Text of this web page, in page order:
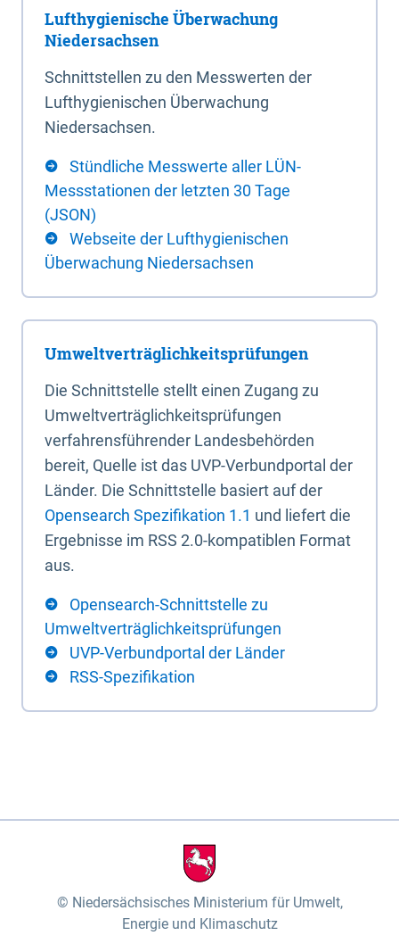
Lufthygienische Überwachung
Niedersachsen
Schnittstellen zu den Messwerten der
Lufthygienischen Überwachung
Niedersachsen.
Stündliche Messwerte aller LÜN-
Messstationen der letzten 30 Tage
(JSON)
Webseite der Lufthygienischen
Überwachung Niedersachsen
Umweltverträglichkeitsprüfungen
Die Schnittstelle stellt einen Zugang zu
Umweltverträglichkeitsprüfungen
verfahrensführender Landesbehörden
bereit, Quelle ist das UVP-Verbundportal der
Länder. Die Schnittstelle basiert auf der
Opensearch Spezifikation 1.1 und liefert die
Ergebnisse im RSS 2.0-kompatiblen Format
aus.
Opensearch-Schnittstelle zu
Umweltverträglichkeitsprüfungen
UVP-Verbundportal der Länder
RSS-Spezifikation
Niedersächsisches Ministerium für Umwelt,
Energie und Klimaschutz